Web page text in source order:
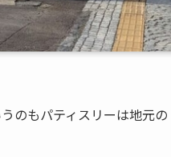
のもパティスリーは地元の